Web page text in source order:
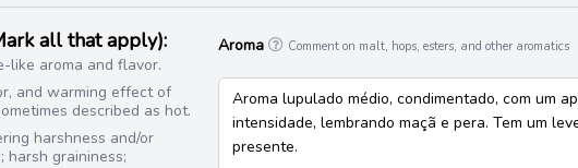
all that apply):
like aroma and flavor.
and warming effect of
described as hot.
harshness and/or
harsh graininess;
Aroma Comment on malt, hops, esters, and other aromatics
Aroma lupulado médio, condimentado, com um
intensidade, lembrando maçã e pera. Tem um
presente.